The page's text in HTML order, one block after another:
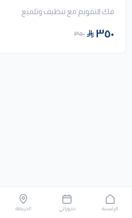
فك التقويم مع تنظيف وتلميع
٣٥٠ ٣٥٠
الرئيسية حجوزاتي الخريطة